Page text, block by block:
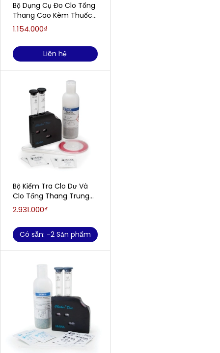
Bộ Dụng Cụ Đo Clo Tổng
Thang Cao Kèm Thuốc
Thử Cho 100 Lần Đo
1.154.000₫
Liên hệ
Bộ Kiểm Tra Clo Dư Và
Clo Tổng Thang Trung
Kèm Thuốc Thử 100 lần
2.931.000₫
Có sẵn: -2 Sản phẩm